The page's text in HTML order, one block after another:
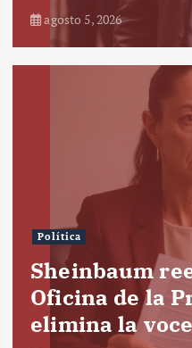
agosto 5, 2026
Política
Sheinbaum
Oficina de la
elimina la